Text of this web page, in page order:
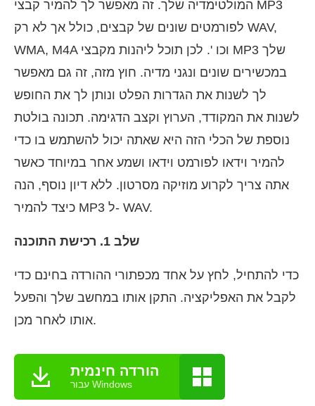
המולטימדיה שלך. זה מאפשר לך להמיר קבצי MP3
לפורמטים שונים של קבצים, כולל אך לא רק WAV,
WMA, M4A וכו '. לכן תוכל ליהנות מקבצי MP3 שלך
במכשירים שונים ונגני מדיה. חוץ מזה, זה גם מאפשר
לך לשנות את הגדרות הפלט ונותן לך את החופש
לשנות את המקודד, הערוץ וקצב הדגימה. תכונה בולטת
נוספת של הכלי הזה היא שאתה יכול להשתמש בו כדי
להמיר וידאו לפורמט וידאו ושמע אחר במיוחד כאשר
אתה צריך לקרוע מוזיקה מסרטון. ללא דיון נוסף, הנה
כיצד להמיר MP3 ל- WAV.
שלב 1. רכישת התוכנה
כדי להתחיל, לחץ על אחד מכפתורי ההורדה בחינם כדי
לקבל את האפליקציה. התקן אותו במחשב שלך והפעל
אותו לאחר מכן.
הורדה חינמית
עבור Windows